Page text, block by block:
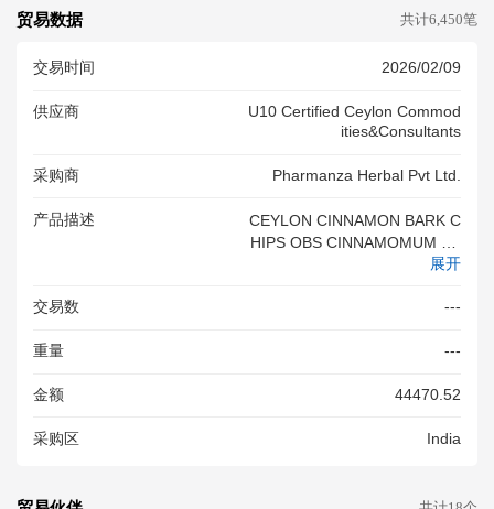
贸易数据 共计6,450笔
交易时间 2026/02/09
供应商
U10 Certified Ceylon Commod
Ities&consultants
采购商 Pharmanza Herbal Pvt Ltd.
产品描述
CEYLON CINNAMON BARK C
HIPS OBS CINNAMOMUM ZE
YLANICUM FOR HERBAL EX
CEYLON CINNAMON BARK C
YLANICUM FOR H
展开
交易数 ---
重量 ---
金额 44470.52
采购区 India